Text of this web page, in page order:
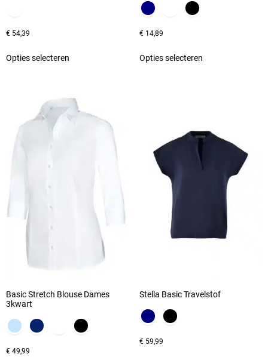
€ 54,39
Opties selecteren
€14,89
Opties selecteren
Basic Stretch Blouse Dames
3kwart
€ 49,99
Stella Basic Travelstof
€59,99